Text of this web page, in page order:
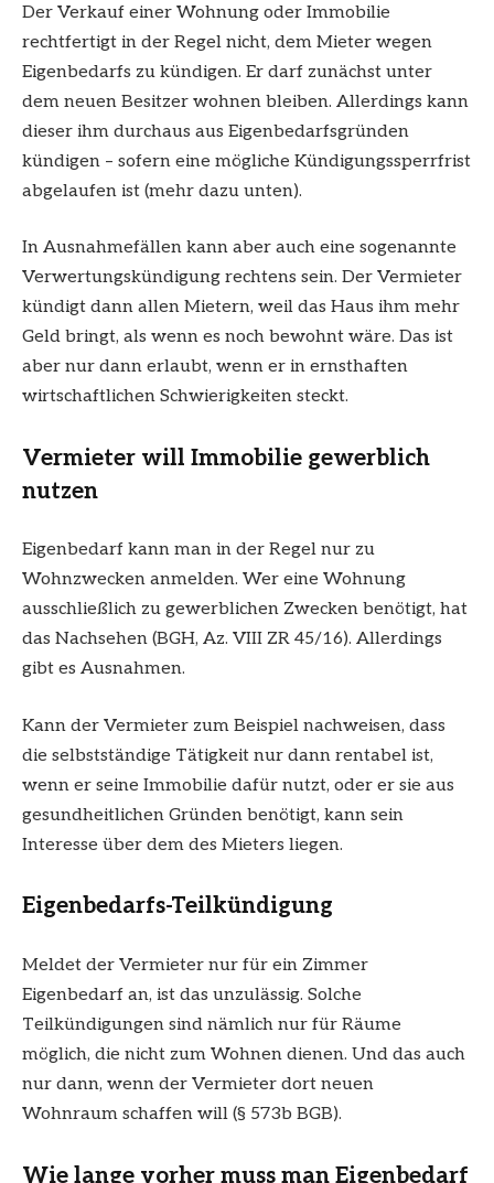
Der Verkauf einer Wohnung oder Immobilie
rechtfertigt in der Regel nicht, dem Mieter wegen
Eigenbedarfs zu kündigen. Er darf zunächst unter
dem neuen Besitzer wohnen bleiben. Allerdings kann
dieser ihm durchaus aus Eigenbedarfsgründen
kündigen – sofern eine mögliche Kündigungssperrfrist
abgelaufen ist (mehr dazu unten).
In Ausnahmefällen kann aber auch eine sogenannte
Verwertungskündigung rechtens sein. Der Vermieter
kündigt dann allen Mietern, weil das Haus ihm mehr
Geld bringt, als wenn es noch bewohnt wäre. Das ist
aber nur dann erlaubt, wenn er in ernsthaften
wirtschaftlichen Schwierigkeiten steckt.
Vermieter will Immobilie gewerblich
nutzen
Eigenbedarf kann man in der Regel nur zu
Wohnzwecken anmelden. Wer eine Wohnung
ausschließlich zu gewerblichen Zwecken benötigt, hat
das Nachsehen (BGH, Az. VIII ZR 45/16). Allerdings
gibt es Ausnahmen.
Kann der Vermieter zum Beispiel nachweisen, dass
die selbstständige Tätigkeit nur dann rentabel ist,
wenn er seine Immobilie dafür nutzt, oder er sie aus
gesundheitlichen Gründen benötigt, kann sein
Interesse über dem des Mieters liegen.
Eigenbedarfs-Teilkündigung
Meldet der Vermieter nur für ein Zimmer
Eigenbedarf an, ist das unzulässig. Solche
Teilkündigungen sind nämlich nur für Räume
möglich, die nicht zum Wohnen dienen. Und das auch
nur dann, wenn der Vermieter dort neuen
Wohnraum schaffen will (§ 573b BGB).
Wie lange vorher muss man Eigenbedarf